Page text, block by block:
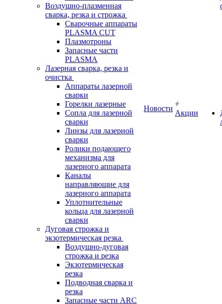
Воздушно-плазменная
сварка, резка и строжка
Сварочные аппараты
PLASMA CUT
Плазмотроны
Запасные части
PLASMA
Лазерная сварка, резка и
очистка
Аппараты лазерной
сварки
Горелки лазерные
Сопла для лазерной
сварки
Линзы для лазерной
сварки
Ролики подающего
механизма для
лазерного аппарата
Каналы
направляющие для
лазерного аппарата
Уплотнительные
кольца для лазерной
сварки
Дуговая строжка и
экзотермическая резка
Воздушно-дуговая
строжка и резка
Экзотермическая
резка
Подводная сварка и
резка
Запасные части ARC
Новости
Акции